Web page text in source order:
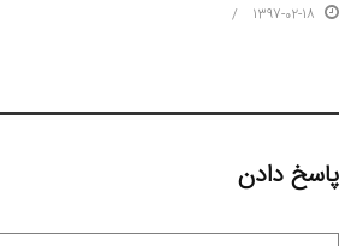
1397-02-18
پاسخ دادن